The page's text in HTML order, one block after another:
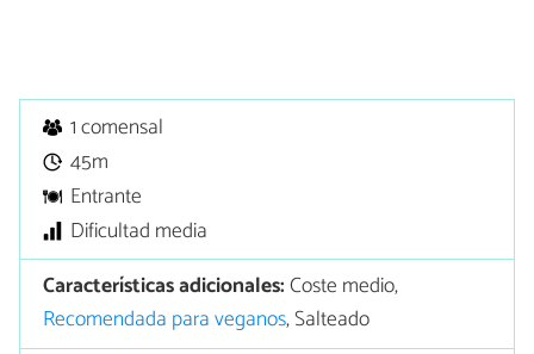
1 comensal
45m
Entrante
Dificultad media
Características adicionales:Coste medio,
Recomendada para veganos, Salteado